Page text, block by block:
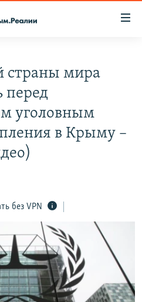
ИСТОРИЙ СОПРОТИВЛЕНИЯ
страны мира
перед
уголовным
в Крыму –
без VPN